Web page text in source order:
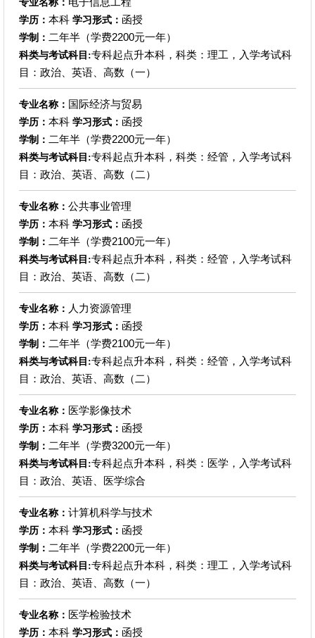
专业名称：
学历： 本科 学习形式： 函授
学制： 二年半（学费2200元一年）
科类与考试科目:专科起点升本科，科类：理工，入学考试科
目：政治、英语、高数（一）
专业名称： 国际经济与贸易
学历： 本科 学习形式： 函授
学制： 二年半（学费2200元一年）
科类与考试科目:专科起点升本科，科类：经管，入学考试科
目：政治、英语、高数（二）
专业名称： 公共事业管理
学历： 本科 学习形式： 函授
学制： 二年半（学费2100元一年）
科类与考试科目:专科起点升本科，科类：经管，入学考试科
目：政治、英语、高数（二）
专业名称： 人力资源管理
学历： 本科 学习形式： 函授
学制： 二年半（学费2100元一年）
科类与考试科目:专科起点升本科，科类：经管，入学考试科
目：政治、英语、高数（二）
专业名称： 医学影像技术
学历： 本科 学习形式： 函授
学制： 二年半（学费3200元一年）
科类与考试科目:专科起点升本科，科类：医学，入学考试科
目：政治、英语、医学综合
专业名称： 计算机科学与技术
学历： 本科 学习形式： 函授
学制： 二年半（学费2200元一年）
科类与考试科目:专科起点升本科，科类：理工，入学考试科
目：政治、英语、高数（一）
专业名称： 医学检验技术
学历： 本科 学习形式： 函授